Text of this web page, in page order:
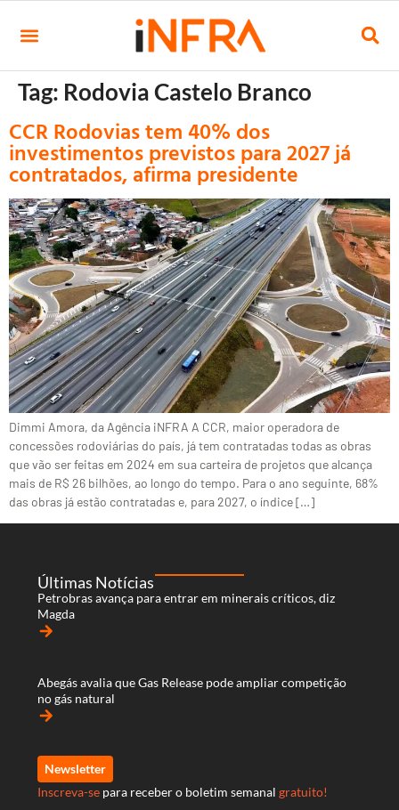
Tag: Rodovia Castelo Branco
CCR Rodovias tem 40% dos
investimentos previstos para 2027 já
contratados, afirma presidente
Dimmi Amora, da Agência iNFRA A CCR, maior operadora de
concessões rodoviárias do país, já tem contratadas todas as obras
que vão ser feitas em 2024 em sua carteira de projetos que alcança
mais de R$ 26 bilhões, ao longo do tempo. Para o ano seguinte, 68%
das obras já estão contratadas e, para 2027, o índice […]
Últimas Notícias
Petrobras avança para entrar em minerais críticos, diz
Magda
arrow_forward
Abegás avalia que Gas Release pode ampliar competição
no gás natural
arrow_forward
Newsletter
Inscreva-se para receber o boletim semanal gratuito!